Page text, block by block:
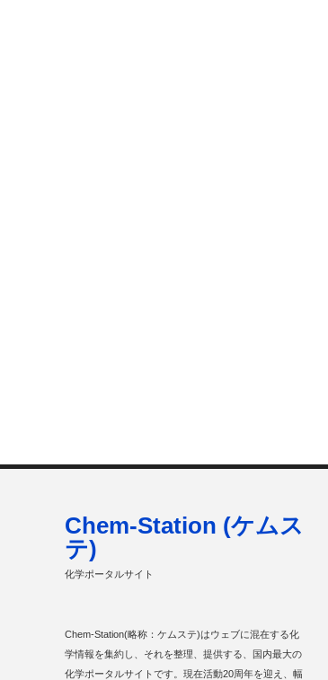
Chem-Station (ケムス
テ)
化学ポータルサイト
Chem-Station(略称：ケムステ)はウェブに混在する化
学情報を集約し、それを整理、提供する、国内最大の
化学ポータルサイトです。現在活動20周年を迎え、幅